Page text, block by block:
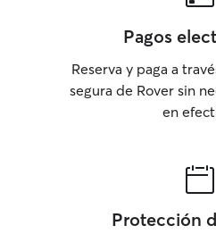
Pagos
Reserva y paga a
segura de Rover sin
en
Protección